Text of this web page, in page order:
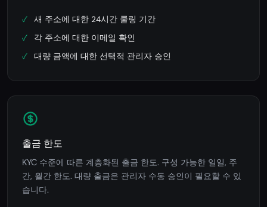
새 주소에 대한 24시간 쿨링 기간
각 주소에 대한 이메일 확인
대량 금액에 대한 선택적 관리자 승인
출금 한도
KYC 수준에 따른 계층화된 출금 한도. 구성 가능한 일일, 주
간, 월간 한도. 대량 출금은 관리자 수동 승인이 필요할 수 있
습니다.